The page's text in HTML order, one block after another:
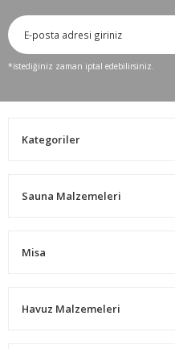
*istediğiniz zaman iptal edebilirsiniz.
Kategoriler
Sauna Malzemeleri
Misa
Havuz Malzemeleri